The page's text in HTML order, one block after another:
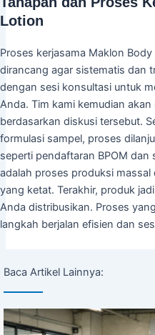
Lotion
Proses kerjasama Maklon
dirancang agar sistematis dan
dengan sesi konsultasi untuk
Anda. Tim kami kemudian
berdasarkan diskusi tersebut.
formulasi sampel, proses
seperti pendaftaran BPOM dan
adalah proses produksi
yang ketat. Terakhir, produk
Anda distribusikan. Proses
langkah berjalan efisien dan
Baca Artikel Lainnya: